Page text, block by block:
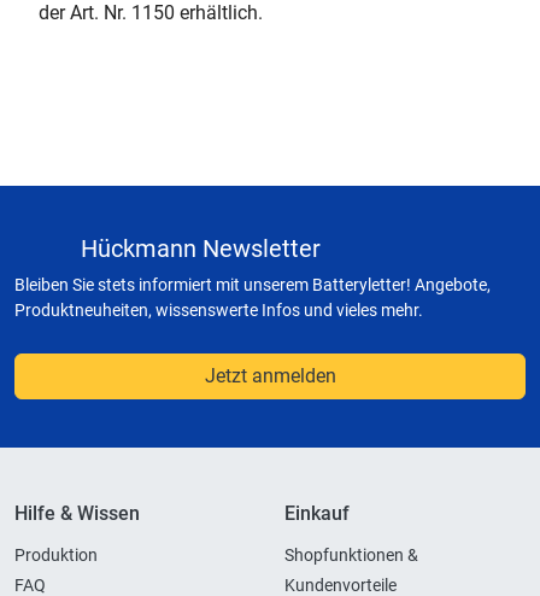
der Art. Nr. 1150 erhältlich.
Hückmann Newsletter
Bleiben Sie stets informiert mit unserem Batteryletter! Angebote,
Produktneuheiten, wissenswerte Infos und vieles mehr.
Jetzt anmelden
Hilfe & Wissen
Produktion
FAQ
Einkauf
Shopfunktionen &
Kundenvorteile